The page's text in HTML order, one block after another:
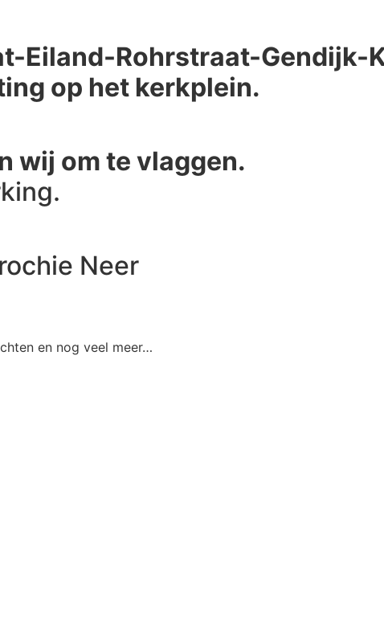
Eiland-Rohrstraat-Gendijk-
op het kerkplein.
wij om te vlaggen.
Neer
en nog veel meer…